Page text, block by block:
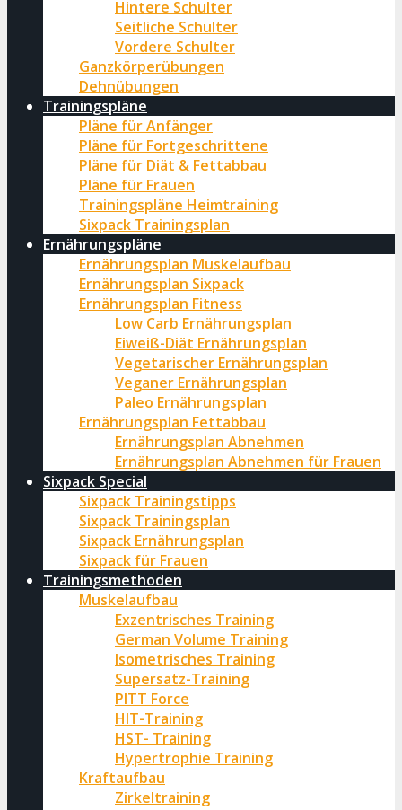
Hintere Schulter
Seitliche Schulter
Vordere Schulter
Ganzkörperübungen
Dehnübungen
Trainingspläne
Pläne für Anfänger
Pläne für Fortgeschrittene
Pläne für Diät & Fettabbau
Pläne für Frauen
Trainingspläne Heimtraining
Sixpack Trainingsplan
Ernährungspläne
Ernährungsplan Muskelaufbau
Ernährungsplan Sixpack
Ernährungsplan Fitness
Low Carb Ernährungsplan
Eiweiß-Diät Ernährungsplan
Vegetarischer Ernährungsplan
Veganer Ernährungsplan
Paleo Ernährungsplan
Ernährungsplan Fettabbau
Ernährungsplan Abnehmen
Ernährungsplan Abnehmen für Frauen
Sixpack Special
Sixpack Trainingstipps
Sixpack Trainingsplan
Sixpack Ernährungsplan
Sixpack für Frauen
Trainingsmethoden
Muskelaufbau
Exzentrisches Training
German Volume Training
Isometrisches Training
Supersatz-Training
PITT Force
HIT-Training
HST- Training
Hypertrophie Training
Kraftaufbau
Zirkeltraining